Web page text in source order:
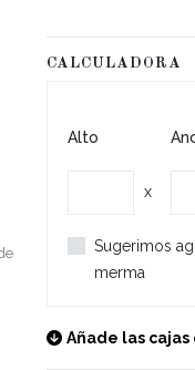
CALCULADORA
Alto
x
Sugerimos
merma
Añade las